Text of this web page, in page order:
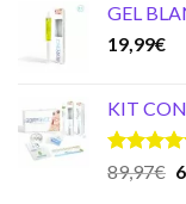
GEL
19,99€
KIT
Note4.20
sur 5
89,97€